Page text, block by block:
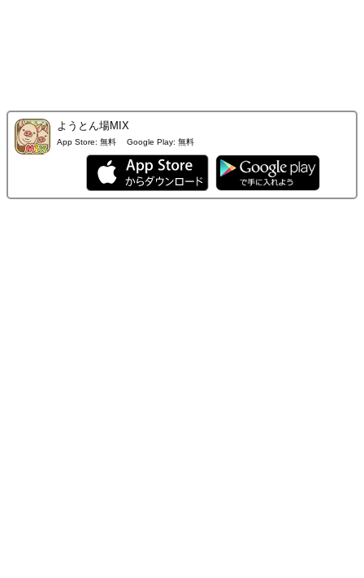
ようとん場MIX
App Store: 無料 Google Play: 無料